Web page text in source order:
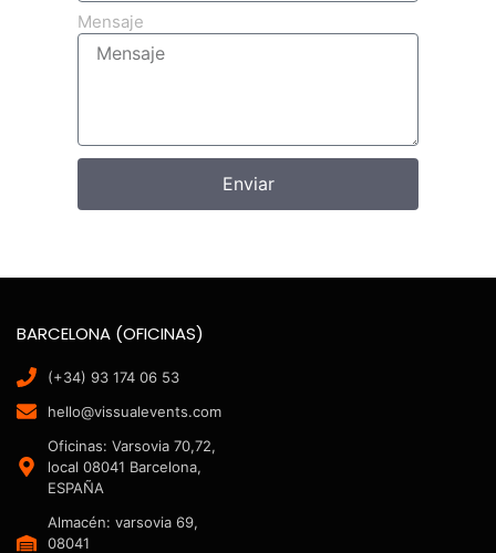
Mensaje
Enviar
BARCELONA (OFICINAS)
(+34) 93 174 06 53
hello@vissualevents.com
Oficinas: Varsovia 70,72,
local 08041 Barcelona,
ESPAÑA
Almacén: varsovia 69,
08041